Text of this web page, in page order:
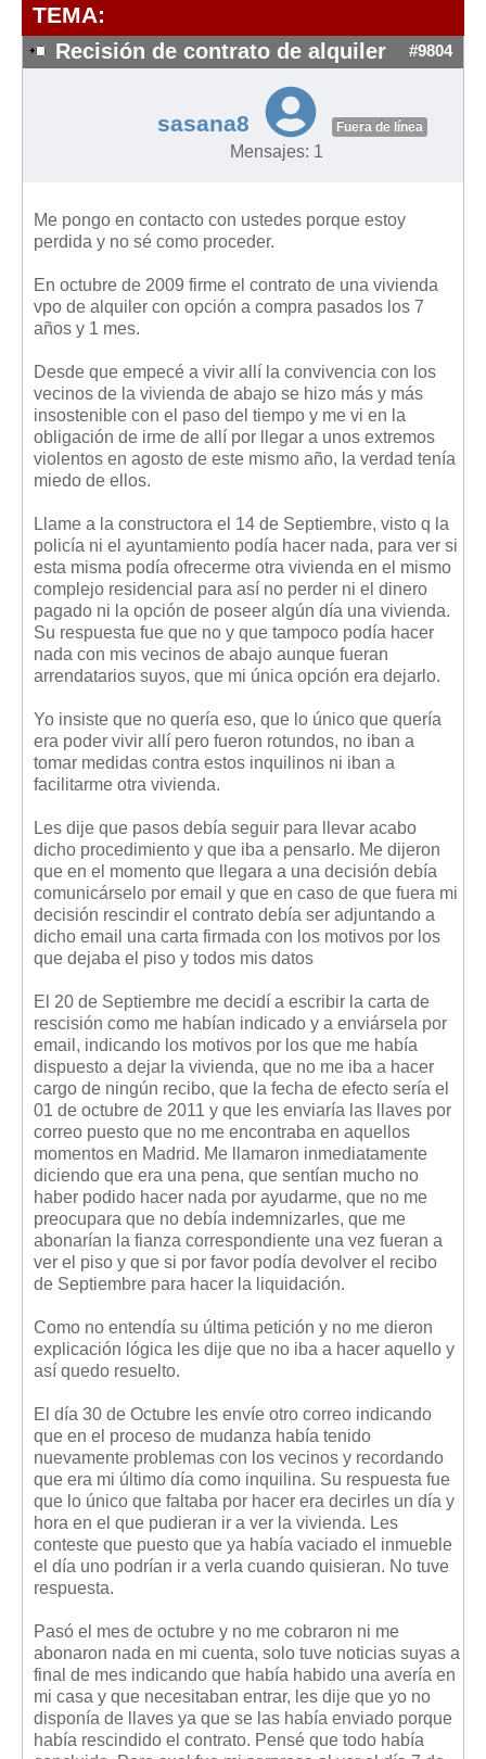
Requerimientos y comunicaciones
Formularios sobre Propiedad Horizontal
Modelos de Convocatoria de Junta de Propietarios
Modelos de Acta de Junta de Propietarios
Legislación sobre Arrendamientos Urbanos
Legislación sobre la Comunidad de Propietarios
Legislación sobre Adquisición de Vivienda en Propiedad
Diccionario
Usuario
Entrar / Salir
TEMA:
Recisión de contrato de alquiler #9804
sasana8 Fuera de línea
Mensajes: 1
Me pongo en contacto con ustedes porque estoy
perdida y no sé como proceder.
En octubre de 2009 firme el contrato de una vivienda
vpo de alquiler con opción a compra pasados los 7
años y 1 mes.
Desde que empecé a vivir allí la convivencia con los
vecinos de la vivienda de abajo se hizo más y más
insostenible con el paso del tiempo y me vi en la
obligación de irme de allí por llegar a unos extremos
violentos en agosto de este mismo año, la verdad tenía
miedo de ellos.
Llame a la constructora el 14 de Septiembre, visto q la
policía ni el ayuntamiento podía hacer nada, para ver si
esta misma podía ofrecerme otra vivienda en el mismo
complejo residencial para así no perder ni el dinero
pagado ni la opción de poseer algún día una vivienda.
Su respuesta fue que no y que tampoco podía hacer
nada con mis vecinos de abajo aunque fueran
arrendatarios suyos, que mi única opción era dejarlo.
Yo insiste que no quería eso, que lo único que quería
era poder vivir allí pero fueron rotundos, no iban a
tomar medidas contra estos inquilinos ni iban a
facilitarme otra vivienda.
Les dije que pasos debía seguir para llevar acabo
dicho procedimiento y que iba a pensarlo. Me dijeron
que en el momento que llegara a una decisión debía
comunicárselo por email y que en caso de que fuera mi
decisión rescindir el contrato debía ser adjuntando a
dicho email una carta firmada con los motivos por los
que dejaba el piso y todos mis datos
El 20 de Septiembre me decidí a escribir la carta de
rescisión como me habían indicado y a enviársela por
email, indicando los motivos por los que me había
dispuesto a dejar la vivienda, que no me iba a hacer
cargo de ningún recibo, que la fecha de efecto sería el
01 de octubre de 2011 y que les enviaría las llaves por
correo puesto que no me encontraba en aquellos
momentos en Madrid. Me llamaron inmediatamente
diciendo que era una pena, que sentían mucho no
haber podido hacer nada por ayudarme, que no me
preocupara que no debía indemnizarles, que me
abonarían la fianza correspondiente una vez fueran a
ver el piso y que si por favor podía devolver el recibo
de Septiembre para hacer la liquidación.
Como no entendía su última petición y no me dieron
explicación lógica les dije que no iba a hacer aquello y
así quedo resuelto.
El día 30 de Octubre les envíe otro correo indicando
que en el proceso de mudanza había tenido
nuevamente problemas con los vecinos y recordando
que era mi último día como inquilina. Su respuesta fue
que lo único que faltaba por hacer era decirles un día y
hora en el que pudieran ir a ver la vivienda. Les
conteste que puesto que ya había vaciado el inmueble
el día uno podrían ir a verla cuando quisieran. No tuve
respuesta.
Pasó el mes de octubre y no me cobraron ni me
abonaron nada en mi cuenta, solo tuve noticias suyas a
final de mes indicando que había habido una avería en
mi casa y que necesitaban entrar, les dije que yo no
disponía de llaves ya que se las había enviado porque
había rescindido el contrato. Pensé que todo había